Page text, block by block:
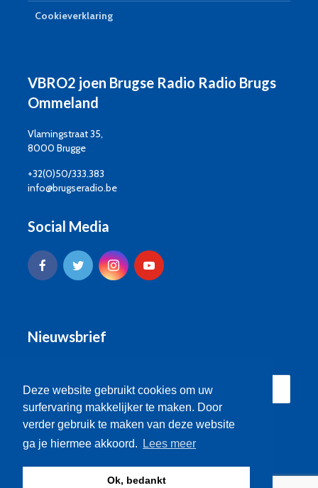
Deze website gebruikt cookies om uw
surfervaring makkelijker te maken. Door
verder gebruik te maken van deze website
ga je hiermee akkoord.
Lees meer
Ok, bedankt
Cookieverklaring
VBRO2 joen Brugse Radio Radio Brugs
Ommeland
Vlamingstraat 35,
8000 Brugge
+32(0)50/333.383
info@brugseradio.be
Social Media
Nieuwsbrief